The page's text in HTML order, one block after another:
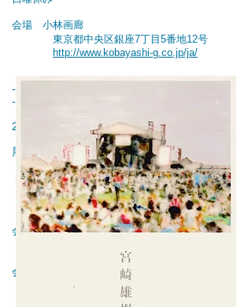
会場 小林画廊
東京都中央区銀座7丁目5番地12号
http://www.kobayashi-g.co.jp/ja/
- - - - - - - - - - - - - - - - - - - - - - - - - - - - - - -
- - - - - - - - - - - - - - - - - - - -
2015.10.8
展示のお知らせ
『宮崎雄樹 個展 サラウンド』
会期 10月29日(木) ～ 11月3日(火・祝)
会場 芝田町画廊
530-0012
大阪市北区芝田2-9-19
イノイ第2ビル1F